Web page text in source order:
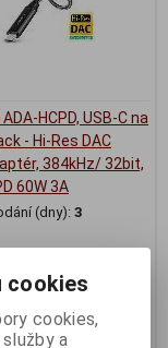
HCPD, USB-C na
- Hi-Res DAC
384kHz/ 32bit,
60W 3A
(dny): 3
DPH:)
Koupit
cookies
cookies,
a